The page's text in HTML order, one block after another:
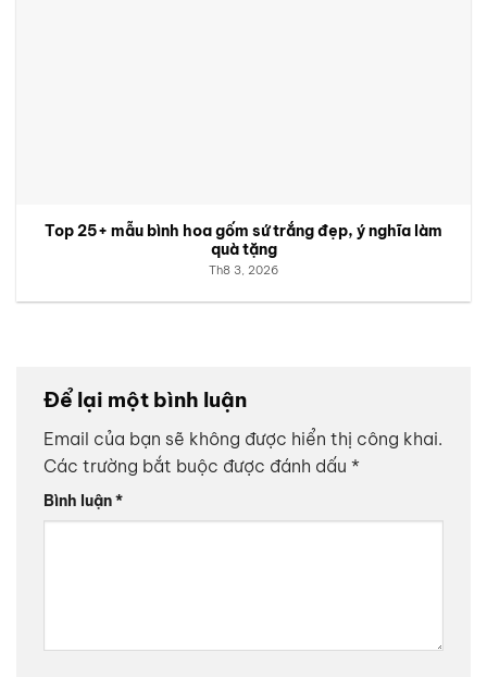
Top 25+ mẫu bình hoa gốm sứ trắng đẹp, ý nghĩa làm
quà tặng
Th8 3, 2026
Để lại một bình luận
Email của bạn sẽ không được hiển thị công khai.
Các trường bắt buộc được đánh dấu *
Bình luận*